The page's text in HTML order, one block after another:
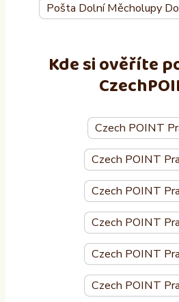
Pošta Dolní Měcholupy
Kde si ověříte
Czech POINT
Czech POINT
Czech POINT
Czech POINT
Czech POINT
Czech POINT